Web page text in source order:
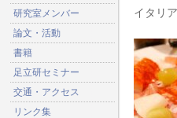
イタリ
研究室メンバー
論文・活動
書籍
足立研セミナー
交通・アクセス
リンク集